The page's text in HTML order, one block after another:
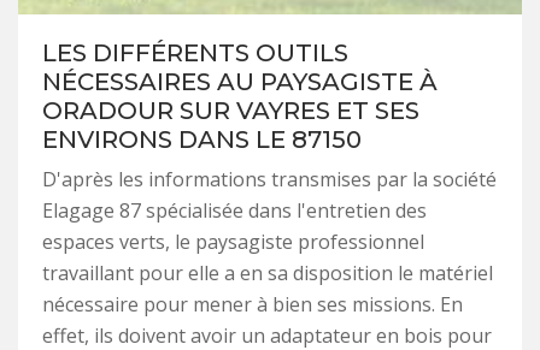
LES DIFFÉRENTS OUTILS
NÉCESSAIRES AU PAYSAGISTE À
ORADOUR SUR VAYRES ET SES
ENVIRONS DANS LE 87150
D'après les informations transmises par la société
Elagage 87 spécialisée dans l'entretien des
espaces verts, le paysagiste professionnel
travaillant pour elle a en sa disposition le matériel
nécessaire pour mener à bien ses missions. En
effet, ils doivent avoir un adaptateur en bois pour